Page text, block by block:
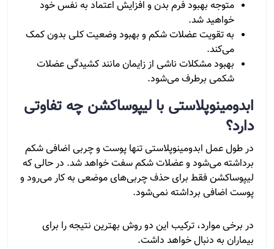
متوجه بهبود فرم بدن و افزایش اعتماد به نفس خود
خواهید شد.
به تقویت عضلات شکم و بهبود وضعیت کلی بدون کمک
می‌کند.
بهبود مشکلات ناشی از زایمان مانند کشیدگی عضلات
شکمی برطرف می‌شود.
ابدومینوپلاستی با لیپوساکشن چه تفاوتی
دارد؟
در طول عمل ابدومینوپلاستی تنها پوست و چربی اضافی شکم
برداشته می‌شود و عضلات شکم سفت خواهد شد. در حالی که
لیپوساکشن فقط برای حذف چربی‌های موضعی به کار می‌رود و
پوست اضافی برداشته نمی‌شود.
در برخی موارد، ترکیب این دو روش بهترین نتیجه را برای
بیماران به دنبال خواهد داشت.